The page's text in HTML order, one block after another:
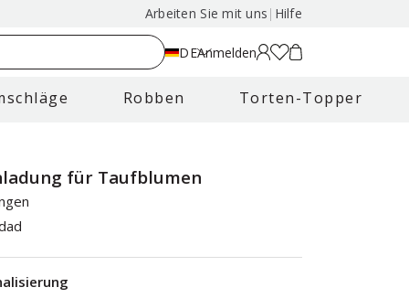
Arbeiten Sie mit uns | Hilfe
DEAnmelden
Robben Torten-Topper
für Taufblumen